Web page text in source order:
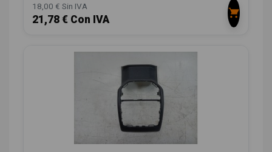
18,00 € Sin IVA
21,78 € Con IVA